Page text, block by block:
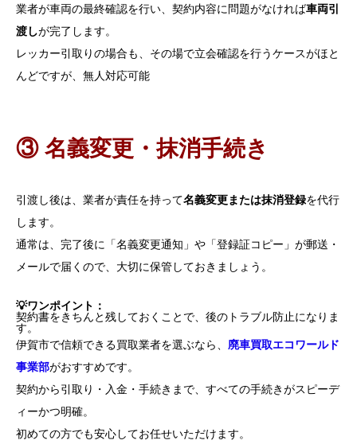
業者が車両の最終確認を行い、契約内容に問題がなければ車両引
渡しが完了します。
レッカー引取りの場合も、その場で立会確認を行うケースがほと
んどですが、無人対応可能
③ 名義変更・抹消手続き
引渡し後は、業者が責任を持って名義変更または抹消登録を代行
します。
通常は、完了後に「名義変更通知」や「登録証コピー」が郵送・
メールで届くので、大切に保管しておきましょう。
💡ワンポイント：
契約書をきちんと残しておくことで、後のトラブル防止になりま
す。
伊賀市で信頼できる買取業者を選ぶなら、 廃車買取エコワールド
事業部がおすすめです。
契約から引取り・入金・手続きまで、すべての手続きがスピーデ
ィーかつ明確。
初めての方でも安心してお任せいただけます。